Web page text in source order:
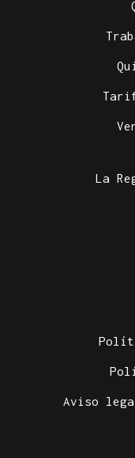
La
Aviso